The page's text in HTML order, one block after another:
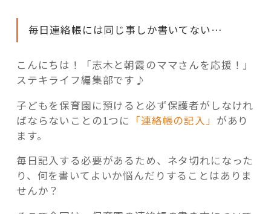
コーディネーター紹介
これからの暮らし 住み替え相談
記事検索
毎日連絡帳には同じ事しか書いてない…
こんにちは！「志木と朝霞のママさんを応援！」
ステキライフ編集部です♪
子どもを保育園に預けると必ず保護者がしなけれ
ばならないことの1つに 「連絡帳の記入」 があり
ます。
毎日記入する必要があるため、ネタ切れになった
り、何を書いてよいか悩んだりすることはありま
せんか？